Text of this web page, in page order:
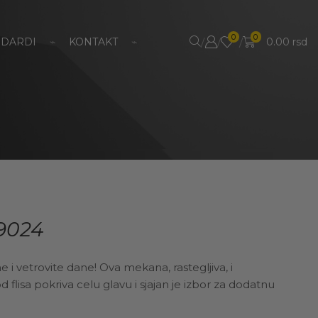
⌁ KONTAKT ⌁ / / 0 / 0 0.00 rsd
i vetrovite dane! Ova mekana, rastegljiva, i
flisa pokriva celu glavu i sjajan je izbor za dodatnu